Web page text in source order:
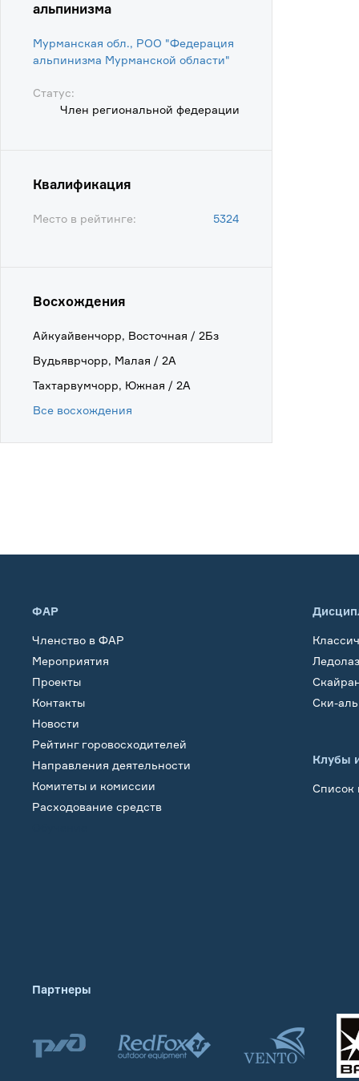
альпинизма
Мурманская обл., РОО "Федерация
альпинизма Мурманской области"
Статус:
Член региональной федерации
Квалификация
Место в рейтинге: 5324
Восхождения
Айкуайвенчорр, Восточная / 2Бз
Вудьяврчорр, Малая / 2А
Тахтарвумчорр, Южная / 2А
Все восхождения
ФАР
Членство в ФАР
Мероприятия
Проекты
Контакты
Новости
Рейтинг горовосходителей
Направления деятельности
Комитеты и комиссии
Расходование средств
Ски-
Клубы
Список
Партнеры